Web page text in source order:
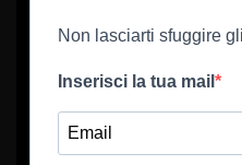
Non lasciarti sfuggire
Inserisci la tua mail